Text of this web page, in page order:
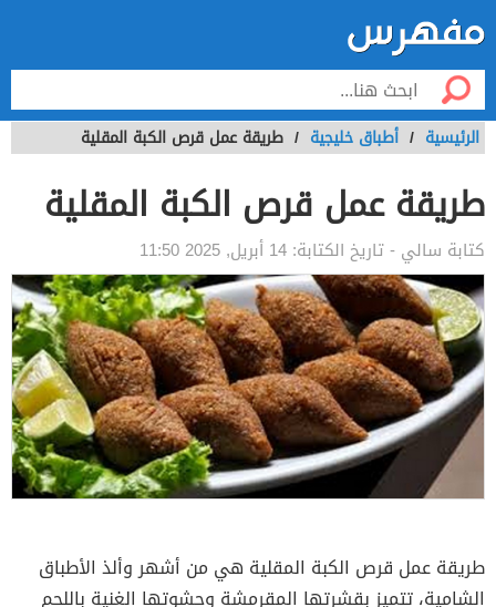
الرئيسية / أطباق خليجية / طريقة عمل قرص الكبة المقلية
طريقة عمل قرص الكبة المقلية
كتابة سالي - تاريخ الكتابة: 14 أبريل, 2025 11:50
طريقة عمل قرص الكبة المقلية هي من أشهر وألذ الأطباق
الشامية، تتميز بقشرتها المقرمشة وحشوتها الغنية باللحم